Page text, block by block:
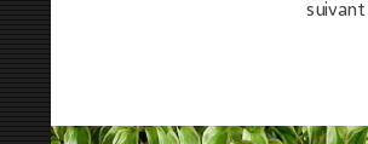
suivant